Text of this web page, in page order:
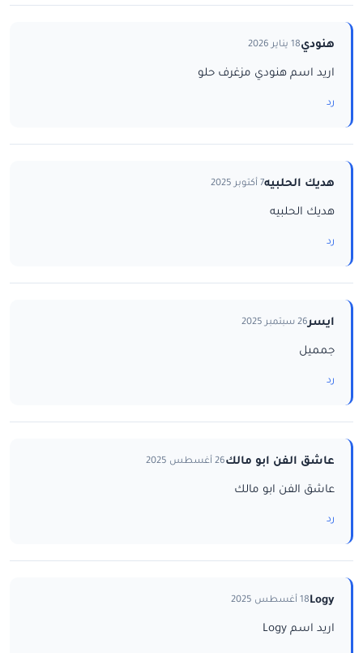
هنودي18 يناير 2026
اريد اسم هنودي مزغرف حلو
رد
هديك الحلبيه7 أكتوبر 2025
هديك الحلبيه
رد
ايسر26 سبتمبر 2025
جمميل
رد
عاشق الفن ابو مالك26 أغسطس 2025
عاشق الفن ابو مالك
رد
Logy18 أغسطس 2025
اريد اسم Logy